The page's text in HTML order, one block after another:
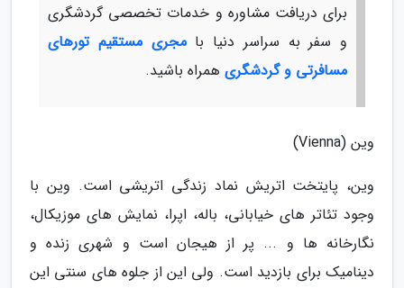
برای دریافت مشاوره و خدمات تخصصی گردشگری
و سفر به سراسر دنیا بامجری مستقیم تورهای
مسافرتی و گردشگری همراه باشید.
وین (Vienna)
وین، پایتخت اتریش نماد زندگی اتریشی است. وین با
وجود تئاتر های خیابانی، باله، اپرا، نمایش های موزیکال،
نگارخانه ها و ... پر از هیجان است و شهری زنده و
دینامیک برای بازدید است. ولی این از جلوه های سنتی این